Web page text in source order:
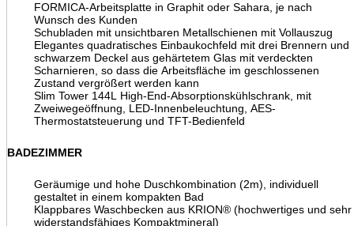
FORMICA-Arbeitsplatte in Graphit oder Sahara, je nach
Wunsch des Kunden
Schubladen mit unsichtbaren Metallschienen mit Vollauszug
Elegantes quadratisches Einbaukochfeld mit drei Brennern und
schwarzem Deckel aus gehärtetem Glas mit verdeckten
Scharnieren, so dass die Arbeitsfläche im geschlossenen
Zustand vergrößert werden kann
Slim Tower 144L High-End-Absorptionskühlschrank, mit
Zweiwegeöffnung, LED-Innenbeleuchtung, AES-
Thermostatsteuerung und TFT-Bedienfeld
BADEZIMMER
Geräumige und hohe Duschkombination (2m), individuell
gestaltet in einem kompakten Bad
Klappbares Waschbecken aus KRION® (hochwertiges und sehr
widerstandsfähiges Kompaktmineral)